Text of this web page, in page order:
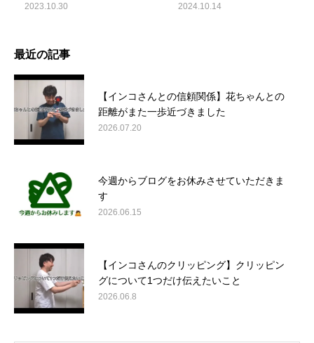
2023.10.30 2024.10.14
最近の記事
【インコさんとの信頼関係】花ちゃんとの
距離がまた一歩近づきました
2026.07.20
今週からブログをお休みさせていただきま
す
2026.06.15
【インコさんのクリッピング】クリッピン
グについて1つだけ伝えたいこと
2026.06.8